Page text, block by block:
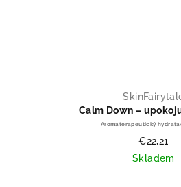
Calm Down –
Aromaterapeutický
€22,21
Skladem